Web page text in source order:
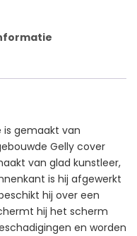
is gemaakt van
Gelly cover
van glad kunstleer,
is hij afgewerkt
hij over een
hij het scherm
en worden